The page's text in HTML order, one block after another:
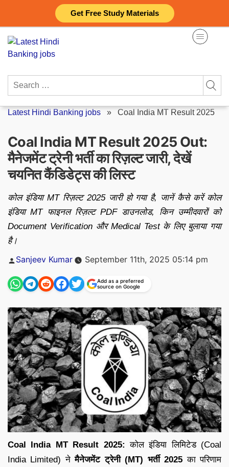
Get Free Study Materials
content
Search
Latest Hindi Banking jobs » Coal India MT Result 2025
Coal India MT Result 2025 Out:
मैनेजमेंट ट्रेनी भर्ती का रिज़ल्ट जारी, देखें
चयनित कैंडिडेट्स की लिस्ट
कोल इंडिया MT रिज़ल्ट 2025 जारी हो गया है, जानें कैसे करें कोल
इंडिया MT फाइनल रिज़ल्ट PDF डाउनलोड, किन उम्मीदवारों को
Document Verification और Medical Test के लिए बुलाया गया
है।
Posted
Sanjeev Kumar September 11th, 2025 05:14 pm
Add as a preferred
source on Google
Coal India MT Result 2025: कोल इंडिया लिमिटेड (Coal
India Limited) नेमैनेजमेंट ट्रेनी (MT) भर्ती 2025 का परिणाम